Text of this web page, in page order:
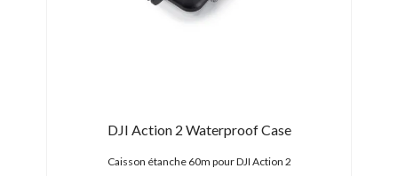
DJI Action 2 Waterproof Case
Caisson étanche 60m pour DJI Action 2